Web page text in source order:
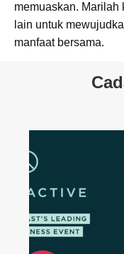
memuaskan. Marilah
lain untuk
manfaat bersama.